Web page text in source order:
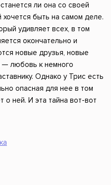
ли она со своей
хочется быть на самом деле.
удивляет всех, в том
окончательно и
новые друзья, новые
— любовь к немного
Однако у Трис есть
опасная для нее в том
о ней. И эта тайна вот-вот